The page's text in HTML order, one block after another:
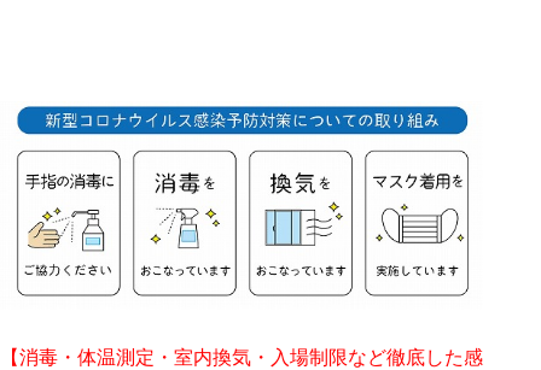
【消毒・体温測定・室内換気・入場制限など徹底した感